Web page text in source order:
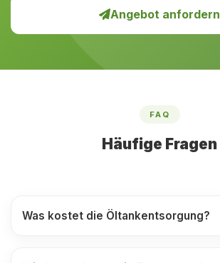
Angebot anfordern
FAQ
Häufige Fragen
Was kostet die Öltankentsorgung?